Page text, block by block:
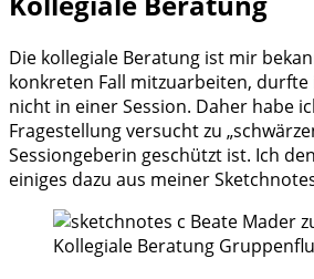
Die kollegiale Beratung ist mir
konkreten Fall mitzuarbeiten,
nicht in einer Session. Daher habe
Fragestellung versucht zu
Sessiongeberin geschützt ist. Ich
einiges dazu aus meiner